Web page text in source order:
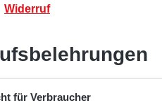
Widerruf
für Verbraucher